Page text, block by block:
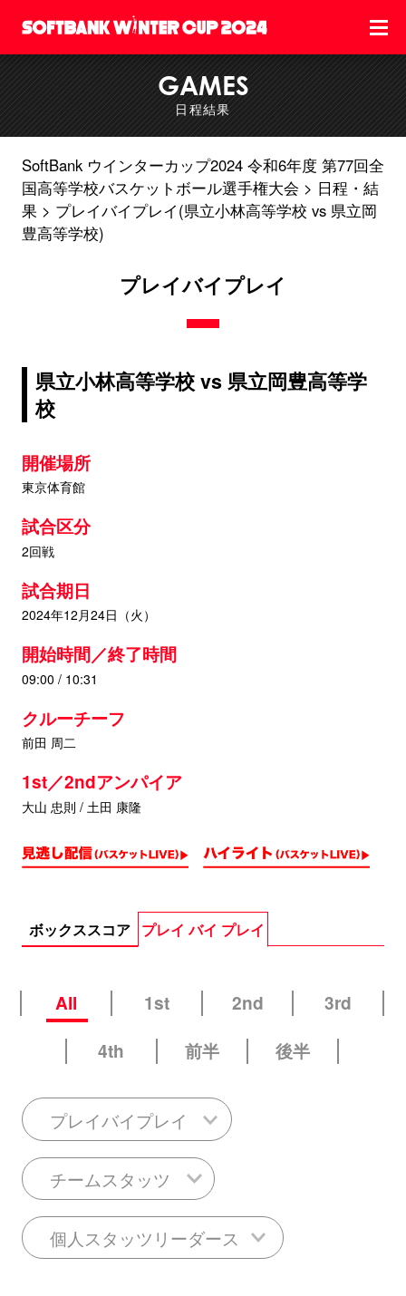
GAMES
日程結果
SoftBank ウインターカップ2024 令和6年度 第77回全
国高等学校バスケットボール選手権大会
日程・結
果
プレイバイプレイ(県立小林高等学校 vs 県立岡
豊高等学校)
プレイバイプレイ
県立小林高等学校 vs 県立岡豊高等学
校
開催場所
東京体育館
試合区分
2回戦
試合期日
2024年12月24日（火）
開始時間／終了時間
09:00 / 10:31
クルーチーフ
前田 周二
1st／2ndアンパイア
大山 忠則 / 土田 康隆
ボックススコア プレイ バイ プレイ
All 1st 2nd
3rd
4th
前半 後半
プレイバイプレイ
チームスタッツ
個人スタッツリーダース